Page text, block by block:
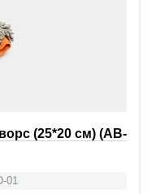
(25*20 см) (AB-
01